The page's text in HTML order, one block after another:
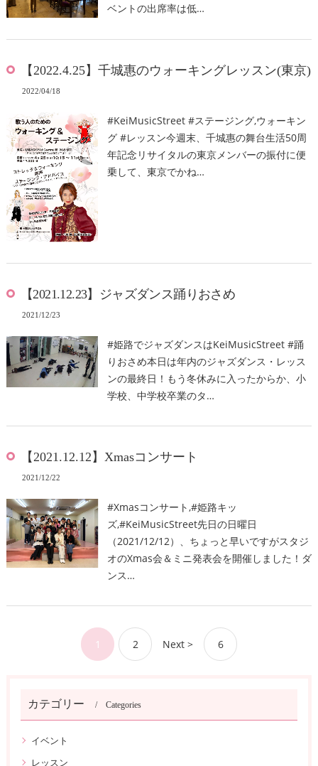
ベントの出席率は低…
【2022.4.25】千城惠のウォーキングレッスン(東京)
2022/04/18
#KeiMusicStreet #ステージング,ウォーキン
グ #レッスン今週末、千城惠の舞台生活50周
年記念リサイタルの東京メンバーの振付に便
乗して、東京でかね…
【2021.12.23】ジャズダンス踊りおさめ
2021/12/23
#姫路でジャズダンスはKeiMusicStreet #踊
りおさめ本日は年内のジャズダンス・レッス
ンの最終日！もう冬休みに入ったからか、小
学校、中学校卒業のタ…
【2021.12.12】Xmasコンサート
2021/12/22
#Xmasコンサート,#姫路キッ
ズ,#KeiMusicStreet先日の日曜日
（2021/12/12）、ちょっと早いですがスタジ
オのXmas会＆ミニ発表会を開催しました！ダ
ンス…
1 2 Next > 6
カテゴリー Categories
イベント
レッスン